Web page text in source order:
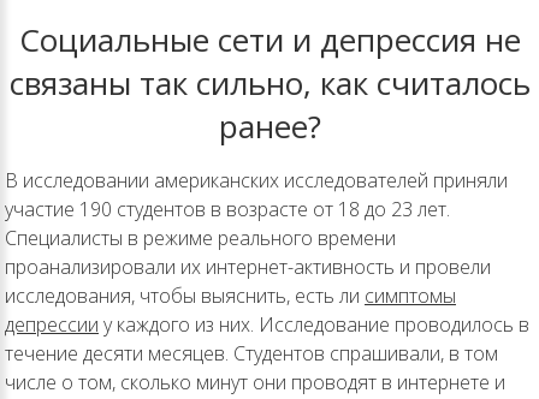
Социальные сети и депрессия не
связаны так сильно, как считалось
ранее?
В исследовании американских исследователей приняли
участие 190 студентов в возрасте от 18 до 23 лет.
Специалисты в режиме реального времени
проанализировали их интернет-активность и провели
исследования, чтобы выяснить, есть ли симптомы
депрессии у каждого из них. Исследование проводилось в
течение десяти месяцев. Студентов спрашивали, в том
числе о том, сколько минут они проводят в интернете и